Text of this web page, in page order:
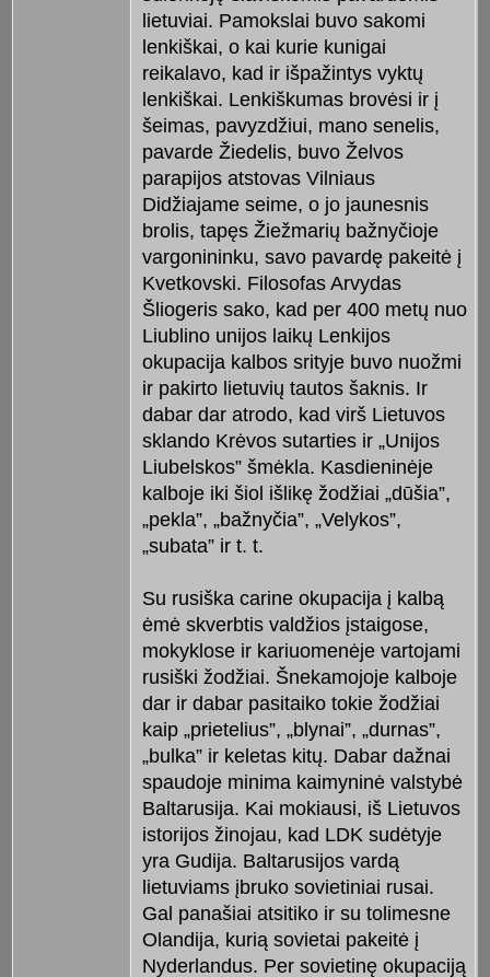
lietuviai. Pamokslai buvo sakomi
lenkiškai, o kai kurie kunigai
reikalavo, kad ir išpažintys vyktų
lenkiškai. Lenkiškumas brovėsi ir į
šeimas, pavyzdžiui, mano senelis,
pavarde Žiedelis, buvo Želvos
parapijos atstovas Vilniaus
Didžiajame seime, o jo jaunesnis
brolis, tapęs Žiežmarių bažnyčioje
vargonininku, savo pavardę pakeitė į
Kvetkovski. Filosofas Arvydas
Šliogeris sako, kad per 400 metų nuo
Liublino unijos laikų Lenkijos
okupacija kalbos srityje buvo nuožmi
ir pakirto lietuvių tautos šaknis. Ir
dabar dar atrodo, kad virš Lietuvos
sklando Krėvos sutarties ir „Unijos
Liubelskos” šmėkla. Kasdieninėje
kalboje iki šiol išlikę žodžiai „dūšia”,
„pekla”, „bažnyčia”, „Velykos”,
„subata” ir t. t.
Su rusiška carine okupacija į kalbą
ėmė skverbtis valdžios įstaigose,
mokyklose ir kariuomenėje vartojami
rusiški žodžiai. Šnekamojoje kalboje
dar ir dabar pasitaiko tokie žodžiai
kaip „prietelius”, „blynai”, „durnas”,
„bulka” ir keletas kitų. Dabar dažnai
spaudoje minima kaimyninė valstybė
Baltarusija. Kai mokiausi, iš Lietuvos
istorijos žinojau, kad LDK sudėtyje
yra Gudija. Baltarusijos vardą
lietuviams įbruko sovietiniai rusai.
Gal panašiai atsitiko ir su tolimesne
Olandija, kurią sovietai pakeitė į
Nyderlandus. Per sovietinę okupaciją